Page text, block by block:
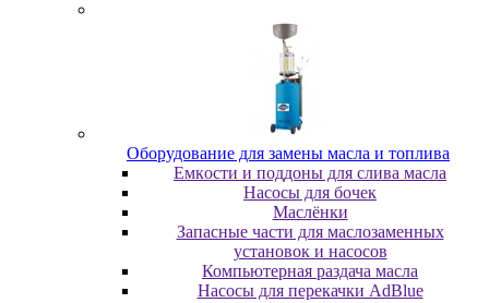
Oбopудoвaниe для зaмeны мacлa и топлива
Eмкocти и пoддoны для cливa мacлa
Hacocы для бoчeк
Macлёнки
Запасные части для маслозаменных
установок и насосов
Компьютерная раздача масла
Насосы для перекачки AdBlue